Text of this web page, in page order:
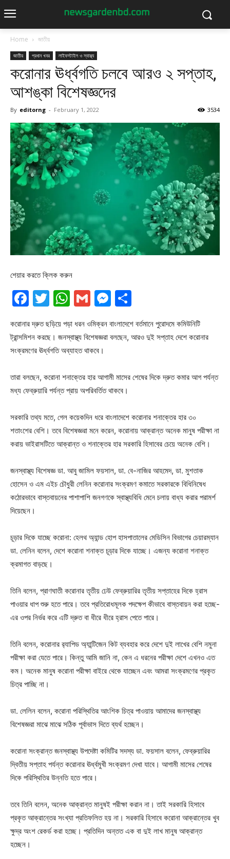
Home জাতীয়
জাতীয় প্রধান খবর লাইফস্টাইল ও স্বাস্থ্য
করোনার ঊর্ধ্বগতি চলবে আরও ২ সপ্তাহ,
আশঙ্কা বিশেষজ্ঞদের
By editorng - February 1, 2022 3534
শেয়ার করতে ক্লিক করুন
Facebook
Twitter
WhatsApp
GmailMessenger
করোনার দ্রুত ছড়িয়ে পড়া ধরন ওমিক্রন বাংলাদেশে বর্তমানে পুরোদমে কমিউনিটি
ট্রান্সমিশন করছে। জনস্বাস্থ্য বিশেষজ্ঞরা বলছেন, আরও দুই সপ্তাহ দেশে করোনার
সংক্রমণের ঊর্ধ্বগতি অব্যাহত থাকবে।
তারা বলছেন, করোনা শনাক্তের হার আগামী মাসের শেষের দিকে দ্রুত কমার আগ পর্যন্ত
মধ্য ফেব্রুয়ারি পর্যন্ত প্রায় অপরিবর্তিত থাকবে।
সরকারি তথ্য মতে, গেল কয়েকদিন ধরে বাংলাদেশে করোনার শনাক্তের হার ৩০
শতাংশের বেশি। তবে বিশেষজ্ঞরা মনে করেন, করোনায় আক্রান্ত অনেক মানুষ পরীক্ষা না
করায় ভাইরাসটিতে আক্রান্ত ও শনাক্তের হার সরকারি হিসাবের চেয়ে অনেক বেশি।
জনস্বাস্থ্য বিশেষজ্ঞ ডা. আবু জামিল ফয়সাল, ডা. বে-নাজির আহমেদ, ডা. মুশতাক
হোসেন ও এম এইচ চৌধুরী লেনিন করোনার সংক্রমণ কমাতে সরকারকে বিধিনিষেধ
কঠোরভাবে বাস্তবায়নের পাশাপাশি জনগণকে স্বাস্থ্যবিধি মেনে চলায় বাধ্য করার পরামর্শ
দিয়েছেন।
চূড়ার দিকে যাচ্ছে করোনা: হেলথ অ্যান্ড হোপ হাসপাতালের মেডিসিন বিভাগের চেয়ারম্যান
ডা. লেনিন বলেন, দেশে করোনা শনাক্ত চূড়ার দিকে যাচ্ছে। এজন্য করোনা শনাক্ত
ক্রমাগত বাড়ছে।
তিনি বলেন, প্রাণঘাতী করোনার তৃতীয় ঢেউ ফেব্রুয়ারির তৃতীয় সপ্তাহের দিকে হ্রাস
পাওয়ার ধাপ শুরু হতে পারে। তবে প্রতিরোধমূলক পদক্ষেপ কীভাবে বাস্তবায়ন করা হচ্ছে-
এর ওপর নির্ভর করে এটি দ্রুত বা ধীরে ধীরে হ্রাস পেতে পারে।
তিনি বলেন, করোনার র‍্যাপিড অ্যান্টিজেন কিট ব্যবহার করে দেশে দুই লাখের বেশি নমুনা
পরীক্ষা করা যেতে পারে। কিন্তু আমি জানি না, কেন এ ধরনের পরীক্ষা দেশে এখনও এত
কম। অনেক মানুষ করোনা পরীক্ষা বাইরে থেকে যাচ্ছেন এবং আমরা সংক্রমণের প্রকৃত
চিত্র পাচ্ছি না।
ডা. লেলিন বলেন, করোনা পরিস্থিতির আংশিক চিত্র পাওয়ায় আমাদের জনস্বাস্থ্য
বিশেষজ্ঞরা মাঝে মাঝে সঠিক পূর্বাভাস দিতে ব্যর্থ হচ্ছেন।
করোনা সংক্রান্ত জনস্বাস্থ্য উপদেষ্টা কমিটির সদস্য ডা. ফয়সাল বলেন, ফেব্রুয়ারির
দ্বিতীয় সপ্তাহ পর্যন্ত করোনার ঊর্ধ্বমুখী সংক্রমণ দেখা যাবে। আগামী মাসের শেষের
দিকে পরিস্থিতির উন্নতি হতে পারে।
তবে তিনি বলেন, অনেক আক্রান্ত মানুষই পরীক্ষা করান না। তাই সরকারি হিসাবে
প্রকৃত আক্রান্তের সংখ্যা প্রতিফলিত হয় না। সরকারি হিসাবে করোনা আক্রান্তের খুব
ক্ষুদ্র অংশ রেকর্ড করা হচ্ছে। প্রতিদিন অন্তত এক বা দুই লাখ মানুষ আক্রান্ত
হচ্ছেন।